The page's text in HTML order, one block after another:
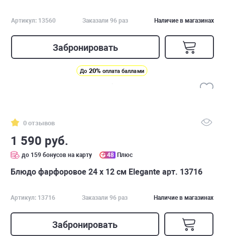
Артикул: 13560 Заказали 96 раз Наличие в магазинах
Забронировать
До 20% оплата баллами
0 отзывов
1 590 руб.
до 159 бонусов на карту 48 Плюс
Блюдо фарфоровое 24 х 12 см Elegante арт. 13716
Артикул: 13716 Заказали 96 раз Наличие в магазинах
Забронировать